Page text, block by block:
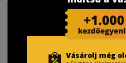
Vásárolj még